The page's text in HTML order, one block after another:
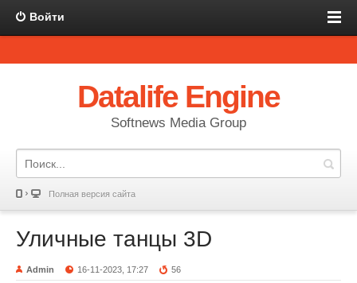
Войти
Datalife Engine
Softnews Media Group
Полная версия сайта
Уличные танцы 3D
Admin 16-11-2023, 17:27 56